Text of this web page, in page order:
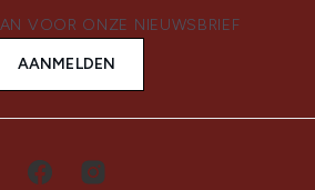
VOOR ONZE NIEUWSBRIEF
AANMELDEN